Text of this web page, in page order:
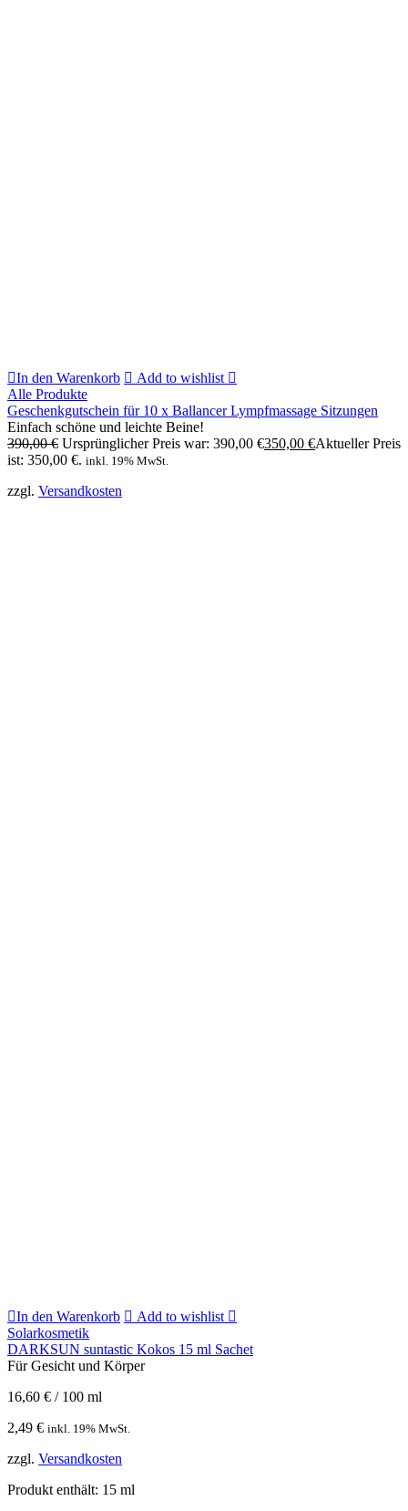
In den Warenkorb
Add to wishlist
Alle Produkte
Geschenkgutschein für 10 x Ballancer Lympfmassage Sitzungen
Einfach schöne und leichte Beine!
390,00€ Ursprünglicher Preis war: 390,00 €350,00 €Aktueller Preis
ist: 350,00 €. inkl. 19% MwSt.
zzgl. Versandkosten
In den Warenkorb
Add to wishlist
Solarkosmetik
DARKSUN suntastic Kokos 15 ml Sachet
Für Gesicht und Körper
16,60 € / 100 ml
2,49 € inkl. 19% MwSt.
zzgl. Versandkosten
Produkt enthält: 15 ml